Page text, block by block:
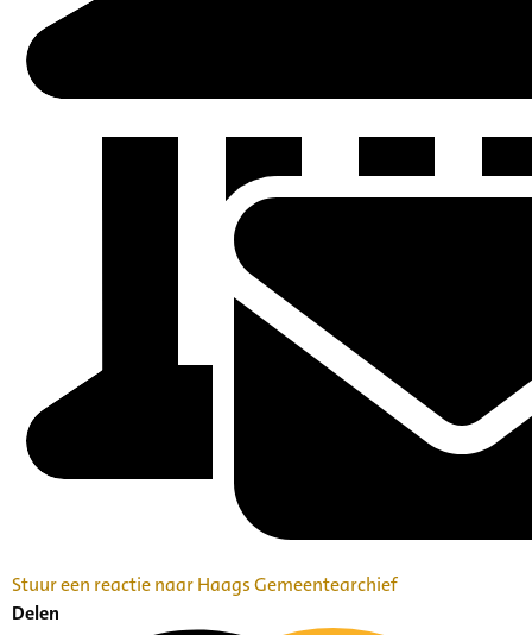
Stuur een reactie naar Haags Gemeentearchief
Delen